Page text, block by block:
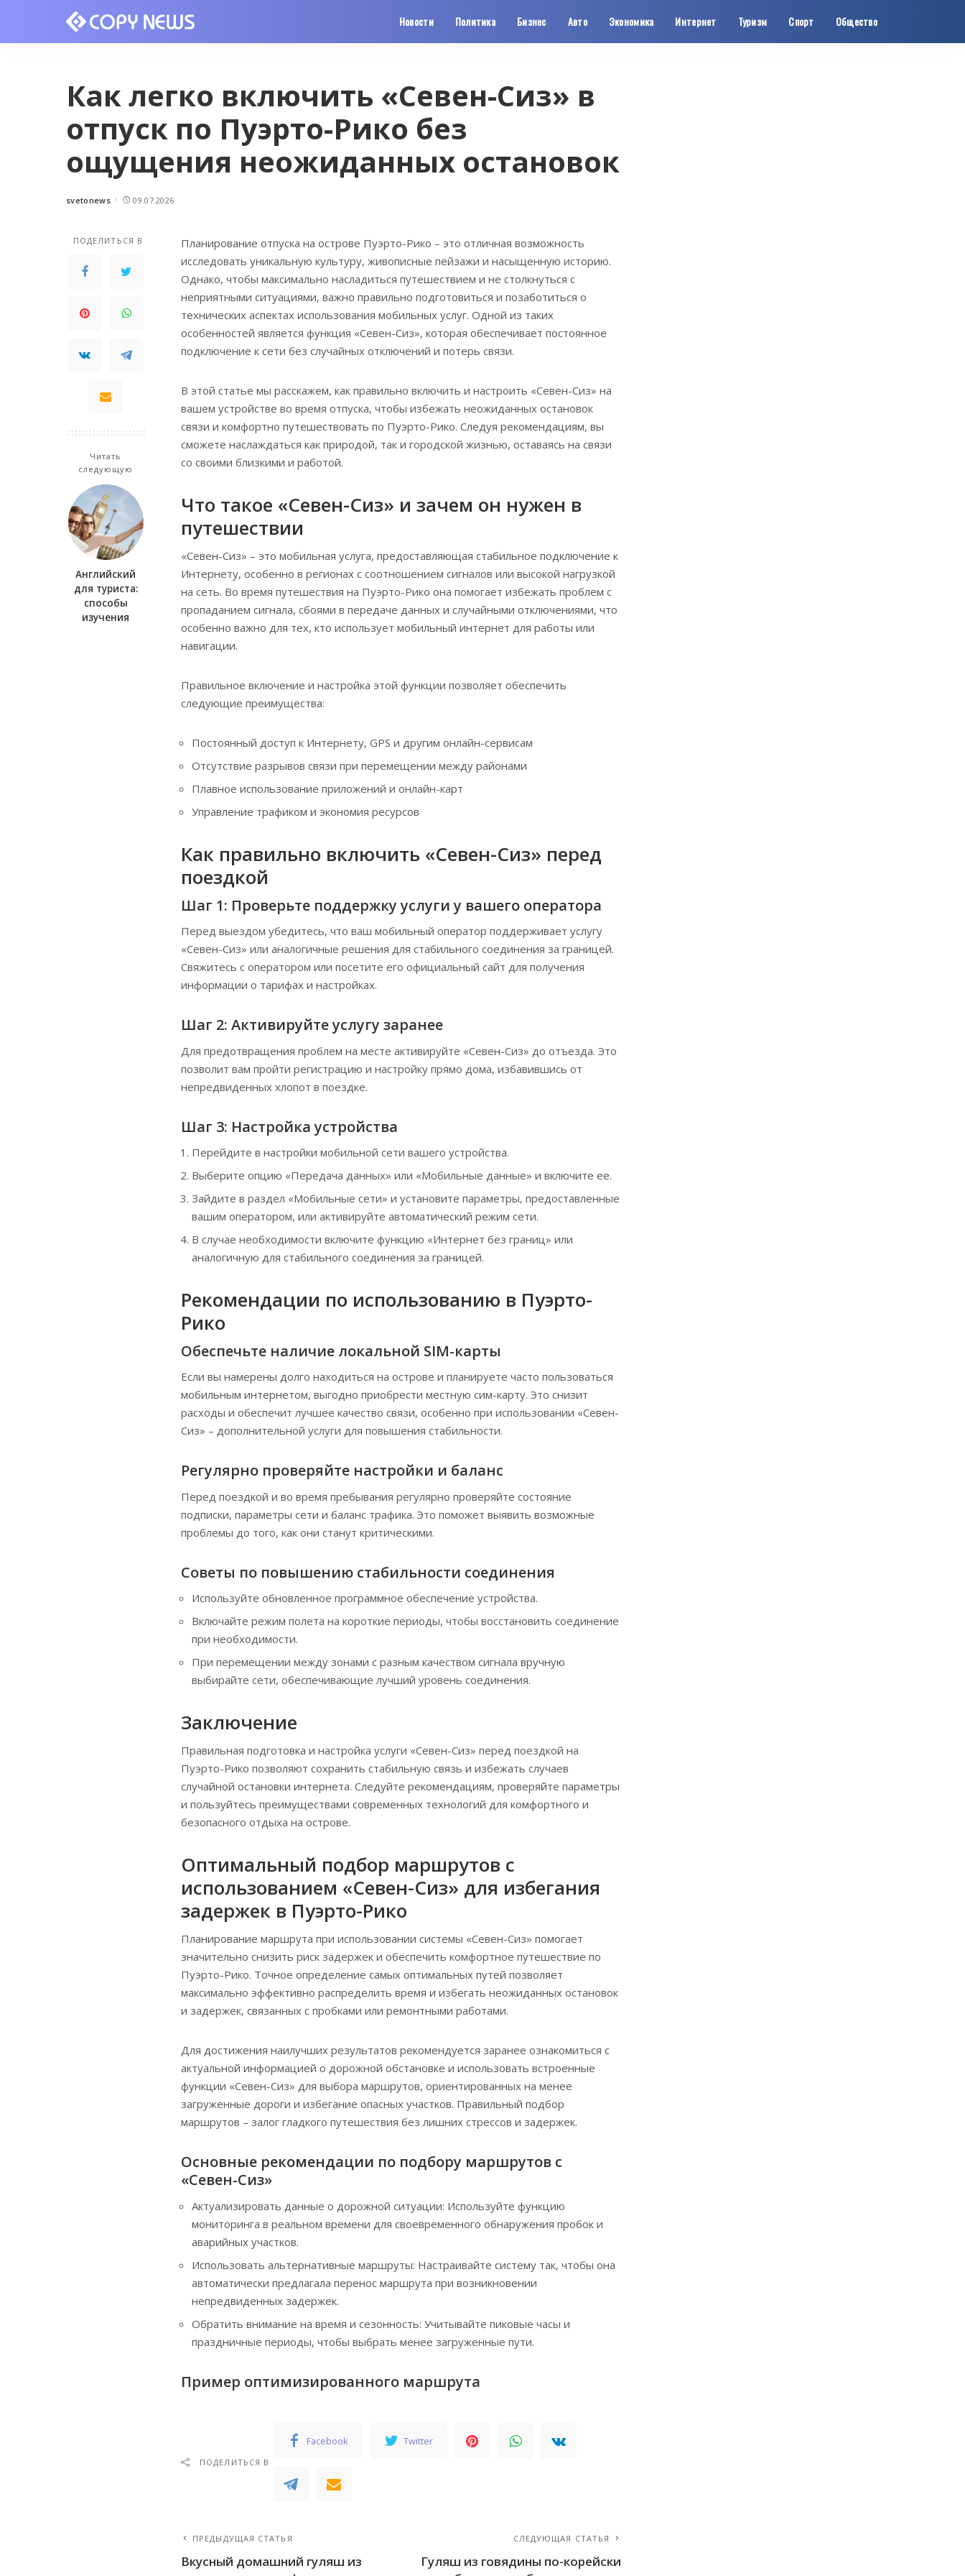
Новости Политика Бизнес Авто Экономика Интернет Туризм Спорт Общество
Как легко включить «Севен-Сиз» в
отпуск по Пуэрто-Рико без
ощущения неожиданных остановок
Posted
svetonews 09.07.2026
ПОДЕЛИТЬСЯ В
Читать
следующую
Английский
для туриста:
способы
изучения
Планирование отпуска на острове Пуэрто-Рико – это отличная возможность
исследовать уникальную культуру, живописные пейзажи и насыщенную историю.
Однако, чтобы максимально насладиться путешествием и не столкнуться с
неприятными ситуациями, важно правильно подготовиться и позаботиться о
технических аспектах использования мобильных услуг. Одной из таких
особенностей является функция «Севен-Сиз», которая обеспечивает постоянное
подключение к сети без случайных отключений и потерь связи.
В этой статье мы расскажем, как правильно включить и настроить «Севен-Сиз» на
вашем устройстве во время отпуска, чтобы избежать неожиданных остановок
связи и комфортно путешествовать по Пуэрто-Рико. Следуя рекомендациям, вы
сможете наслаждаться как природой, так и городской жизнью, оставаясь на связи
со своими близкими и работой.
Что такое «Севен-Сиз» и зачем он нужен в
путешествии
«Севен-Сиз» – это мобильная услуга, предоставляющая стабильное подключение к
Интернету, особенно в регионах с соотношением сигналов или высокой нагрузкой
на сеть. Во время путешествия на Пуэрто-Рико она помогает избежать проблем с
пропаданием сигнала, сбоями в передаче данных и случайными отключениями, что
особенно важно для тех, кто использует мобильный интернет для работы или
навигации.
Правильное включение и настройка этой функции позволяет обеспечить
следующие преимущества:
Постоянный доступ к Интернету, GPS и другим онлайн-сервисам
Отсутствие разрывов связи при перемещении между районами
Плавное использование приложений и онлайн-карт
Управление трафиком и экономия ресурсов
Как правильно включить «Севен-Сиз» перед
поездкой
Шаг 1: Проверьте поддержку услуги у вашего оператора
Перед выездом убедитесь, что ваш мобильный оператор поддерживает услугу
«Севен-Сиз» или аналогичные решения для стабильного соединения за границей.
Свяжитесь с оператором или посетите его официальный сайт для получения
информации о тарифах и настройках.
Шаг 2: Активируйте услугу заранее
Для предотвращения проблем на месте активируйте «Севен-Сиз» до отъезда. Это
позволит вам пройти регистрацию и настройку прямо дома, избавившись от
непредвиденных хлопот в поездке.
Шаг 3: Настройка устройства
Перейдите в настройки мобильной сети вашего устройства.
Выберите опцию «Передача данных» или «Мобильные данные» и включите ее.
Зайдите в раздел «Мобильные сети» и установите параметры, предоставленные
вашим оператором, или активируйте автоматический режим сети.
В случае необходимости включите функцию «Интернет без границ» или
аналогичную для стабильного соединения за границей.
Рекомендации по использованию в Пуэрто-
Рико
Обеспечьте наличие локальной SIM-карты
Если вы намерены долго находиться на острове и планируете часто пользоваться
мобильным интернетом, выгодно приобрести местную сим-карту. Это снизит
расходы и обеспечит лучшее качество связи, особенно при использовании «Севен-
Сиз» – дополнительной услуги для повышения стабильности.
Регулярно проверяйте настройки и баланс
Перед поездкой и во время пребывания регулярно проверяйте состояние
подписки, параметры сети и баланс трафика. Это поможет выявить возможные
проблемы до того, как они станут критическими.
Советы по повышению стабильности соединения
Используйте обновленное программное обеспечение устройства.
Включайте режим полета на короткие периоды, чтобы восстановить соединение
при необходимости.
При перемещении между зонами с разным качеством сигнала вручную
выбирайте сети, обеспечивающие лучший уровень соединения.
Заключение
Правильная подготовка и настройка услуги «Севен-Сиз» перед поездкой на
Пуэрто-Рико позволяют сохранить стабильную связь и избежать случаев
случайной остановки интернета. Следуйте рекомендациям, проверяйте параметры
и пользуйтесь преимуществами современных технологий для комфортного и
безопасного отдыха на острове.
Оптимальный подбор маршрутов с
использованием «Севен-Сиз» для избегания
задержек в Пуэрто-Рико
Планирование маршрута при использовании системы «Севен-Сиз» помогает
значительно снизить риск задержек и обеспечить комфортное путешествие по
Пуэрто-Рико. Точное определение самых оптимальных путей позволяет
максимально эффективно распределить время и избегать неожиданных остановок
и задержек, связанных с пробками или ремонтными работами.
Для достижения наилучших результатов рекомендуется заранее ознакомиться с
актуальной информацией о дорожной обстановке и использовать встроенные
функции «Севен-Сиз» для выбора маршрутов, ориентированных на менее
загруженные дороги и избегание опасных участков. Правильный подбор
маршрутов – залог гладкого путешествия без лишних стрессов и задержек.
Основные рекомендации по подбору маршрутов с
«Севен-Сиз»
Актуализировать данные о дорожной ситуации: Используйте функцию
мониторинга в реальном времени для своевременного обнаружения пробок и
аварийных участков.
Использовать альтернативные маршруты: Настраивайте систему так, чтобы она
автоматически предлагала перенос маршрута при возникновении
непредвиденных задержек.
Обратить внимание на время и сезонность: Учитывайте пиковые часы и
праздничные периоды, чтобы выбрать менее загруженные пути.
Пример оптимизированного маршрута
ПОДЕЛИТЬСЯ В
Facebook Twitter
ПРЕДЫДУЩАЯ СТАТЬЯ
Вкусный домашний гуляш из
СЛЕДУЮЩАЯ СТАТЬЯ
Гуляш из говядины по-корейски